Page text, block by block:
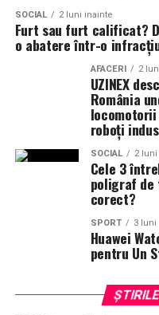
PIZZERIA VOLARE;
MATEI BASARAB; THE
PESCAR;
ȘI MEDICINĂ
: AUTO
– SMT PALLADY;
JURILOVCA;
CREATIVE AVOCADOS;
Partener social:
T.R.I.B.E.
www.facebook.com/
www.instagram.com/
Partener media
SOCIAL 2 luni inainte
Furt sau furt calificat?
o abatere într-o
AFACERI 2
UZINEX
România
roboți
SOCIAL 2
Cele 3
poligraf de
corect?
SPORT 3 luni
Huawei
pentru Un